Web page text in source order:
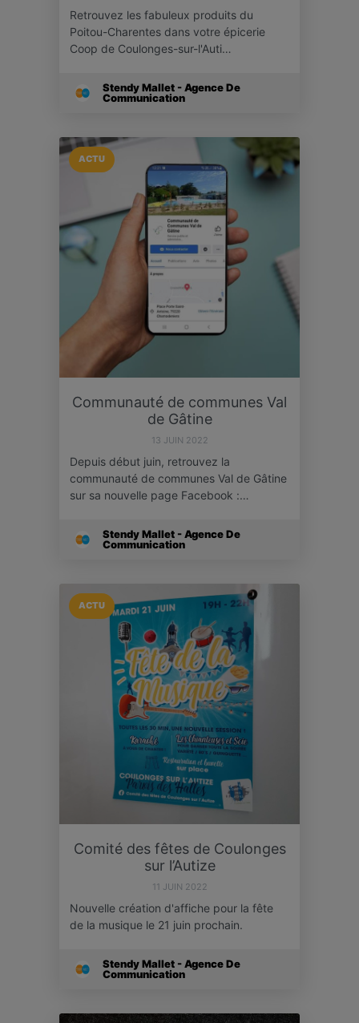
Retrouvez les fabuleux produits du
Poitou-Charentes dans votre épicerie
Coop de Coulonges-sur-l'Auti…
Stendy Mallet - Agence De
Communication
ACTU
Communauté de communes Val
de Gâtine
13 JUIN 2022
Depuis début juin, retrouvez la
communauté de communes Val de Gâtine
sur sa nouvelle page Facebook :…
Stendy Mallet - Agence De
Communication
ACTU
Comité des fêtes de Coulonges
sur l’Autize
11 JUIN 2022
Nouvelle création d'affiche pour la fête
de la musique le 21 juin prochain.
Stendy Mallet - Agence De
Communication